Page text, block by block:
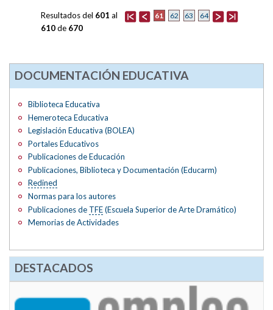
61 62 63 64
Resultados del 601 al
610de 670
DOCUMENTACIÓN EDUCATIVA
Biblioteca Educativa
Hemeroteca Educativa
Legislación Educativa (BOLEA)
Portales Educativos
Publicaciones de Educación
Publicaciones, Biblioteca y Documentación (Educarm)
Redined
Normas para los autores
Publicaciones de TFE(Escuela Superior de Arte Dramático)
Memorias de Actividades
DESTACADOS